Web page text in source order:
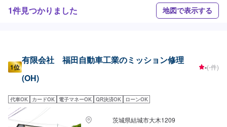
1件見つかりました 地図で表示する
1位
有限会社 福田自動車工業のミッション修理
(OH)
-(-件)
代車OK カードOK 電子マネーOK QR決済OK ローンOK
茨城県結城市大木1209